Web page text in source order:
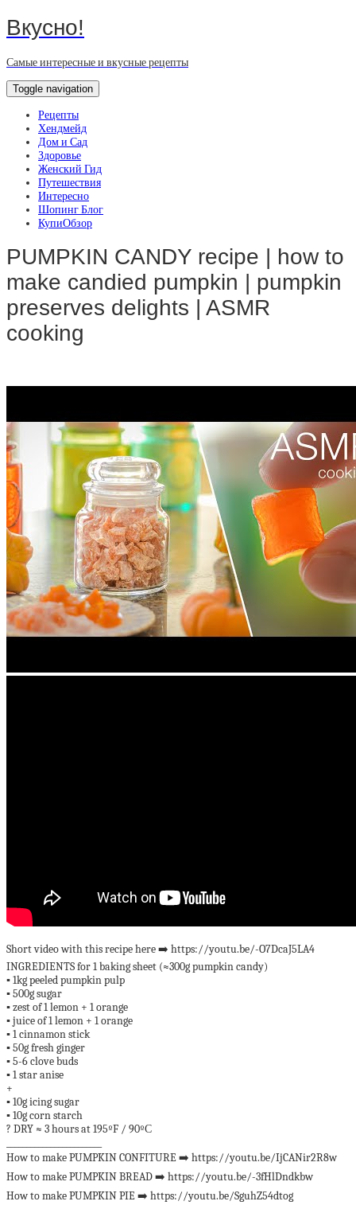
Вкусно!
Самые интересные и вкусные рецепты
Toggle navigation
Рецепты
Хендмейд
Дом и Сад
Здоровье
Женский Гид
Путешествия
Интересно
Шопинг Блог
КупиОбзор
PUMPKIN CANDY recipe | how to
make candied pumpkin | pumpkin
preserves delights | ASMR
cooking
Short video with this recipe here ➡️ https://youtu.be/-O7DcaJ5LA4
INGREDIENTS for 1 baking sheet (≈300g pumpkin candy)
▪️ 1kg peeled pumpkin pulp
▪️ 500g sugar
▪️ zest of 1 lemon + 1 orange
▪️ juice of 1 lemon + 1 orange
▪️ 1 cinnamon stick
▪️ 50g fresh ginger
▪️ 5-6 clove buds
▪️ 1 star anise
+
▪️ 10g icing sugar
▪️ 10g corn starch
? DRY ≈ 3 hours at 195ºF / 90ºС
How to make PUMPKIN CONFITURE ➡️ https://youtu.be/IjCANir2R8w
How to make PUMPKIN BREAD ➡️ https://youtu.be/-3fHlDndkbw
How to make PUMPKIN PIE ➡️ https://youtu.be/SguhZ54dtog